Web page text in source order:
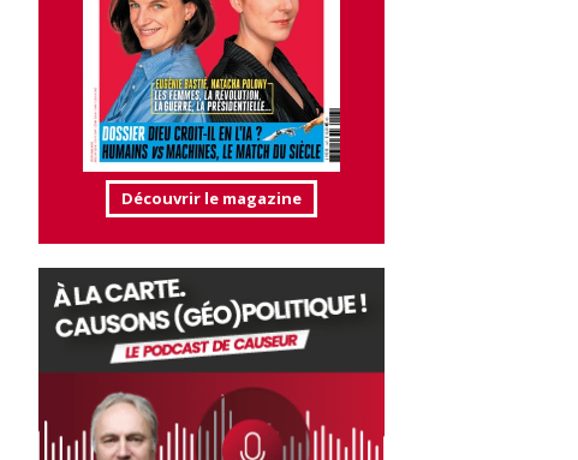
Découvrir le magazine